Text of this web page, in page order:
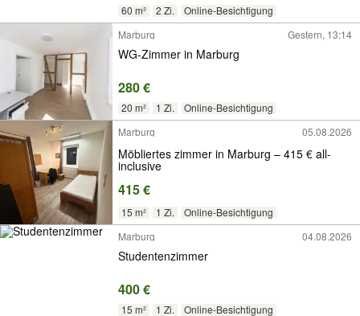
60 m² 2 Zi.
Online-Besichtigung
Marburg
Gestern, 13:14
WG-Zimmer in Marburg
280 €
20 m² 1 Zi.
Online-Besichtigung
Marburg
05.08.2026
Möbliertes zimmer in Marburg – 415 € all-
inclusive
415 €
15 m² 1 Zi.
Online-Besichtigung
Marburg
04.08.2026
Studentenzimmer
400 €
15 m² 1 Zi. Online-Besichtigung